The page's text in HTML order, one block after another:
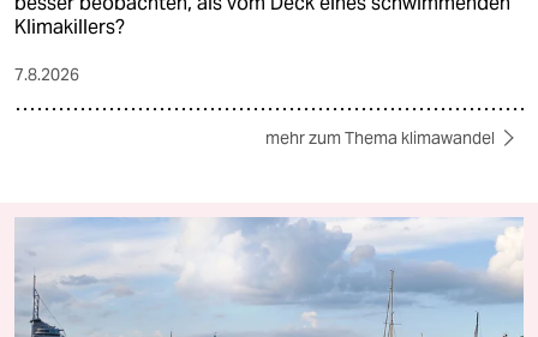
Klimakillers?
7.8.2026
mehr zum Thema klimawandel